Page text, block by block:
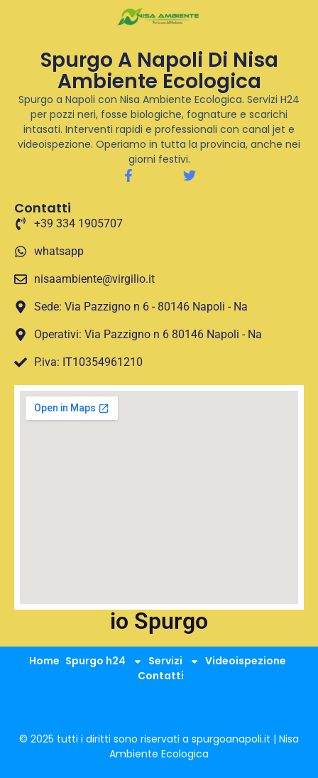
Spurgo A Napoli Di Nisa
Ambiente Ecologica
Spurgo a Napoli con Nisa Ambiente Ecologica. Servizi H24
per pozzi neri, fosse biologiche, fognature e scarichi
intasati. Interventi rapidi e professionali con canal jet e
videoispezione. Operiamo in tutta la provincia, anche nei
giorni festivi.
Contatti
+39 334 1905707
whatsapp
nisaambiente@virgilio.it
Sede: Via Pazzigno n 6 - 80146 Napoli - Na
Operativi: Via Pazzigno n 6 80146 Napoli - Na
P.iva: IT10354961210
io Spurgo
Home Spurgo h24 Servizi
Videoispezione
Contatti
© 2025 tutti i diritti sono riservati a spurgoanapoli.it | Nisa
Ambiente Ecologica